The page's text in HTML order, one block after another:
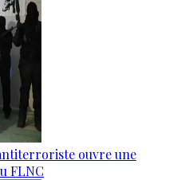
ouvre une
FLNC